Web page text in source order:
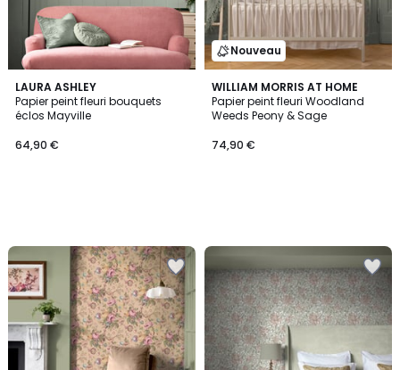
LAURA ASHLEY
Papier peint fleuri bouquets
éclos Mayville
64,90 €
Nouveau
WILLIAM MORRIS AT HOME
Papier peint fleuri Woodland
Weeds Peony & Sage
74,90 €